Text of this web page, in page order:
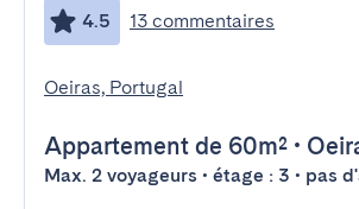
4.5 13 commentaires
Oeiras, Portugal
Appartement de 60m² •
Max. 2 voyageurs • étage : 3 • pas